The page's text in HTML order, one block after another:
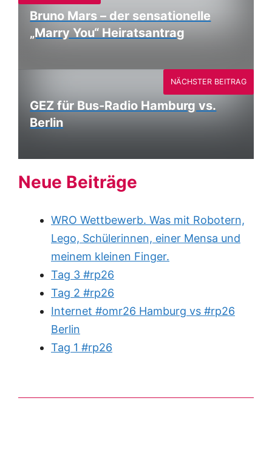
Bruno Mars – der sensationelle
„Marry You“ Heiratsantrag
GEZ für Bus-Radio Hamburg vs.
Berlin
NÄCHSTER BEITRAG
Neue Beiträge
WRO Wettbewerb. Was mit Robotern,
Lego, Schülerinnen, einer Mensa und
meinem kleinen Finger.
Tag 3 #rp26
Tag 2 #rp26
Internet #omr26 Hamburg vs #rp26
Berlin
Tag 1 #rp26